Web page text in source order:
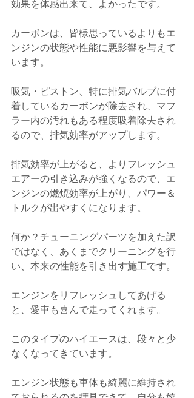
効果を体感出来て、よかったです。
カーボンは、皆様思っているよりもエ
ンジンの状態や性能に悪影響を与えて
います。
吸気・ピストン、特に排気バルブに付
着しているカーボンが除去され、マフ
ラー内の汚れもある程度吸着除去され
るので、排気効率がアップします。
排気効率が上がると、よりフレッシュ
エアーの引き込みが強くなるので、エ
ンジンの燃焼効率が上がり、パワー＆
トルクが出やすくになります。
何か？チューニングパーツを加えた訳
ではなく、あくまでクリーニングを行
い、本来の性能を引き出す施工です。
エンジンをリフレッシュしてあげる
と、愛車も喜んで走ってくれます。
このタイプのハイエースは、段々と少
なくなってきています。
エンジン状態も車体も綺麗に維持され